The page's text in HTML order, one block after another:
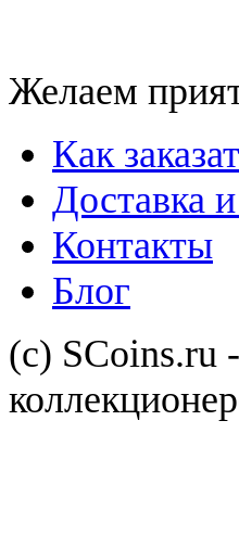
Желаем
Как
Доставка
Контакты
Блог
(с) SCoins.ru